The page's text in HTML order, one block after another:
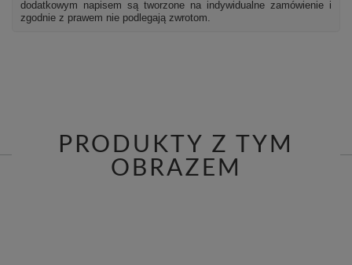
dodatkowym napisem są tworzone na indywidualne zamówienie i
zgodnie z prawem nie podlegają zwrotom.
PRODUKTY Z TYM
OBRAZEM